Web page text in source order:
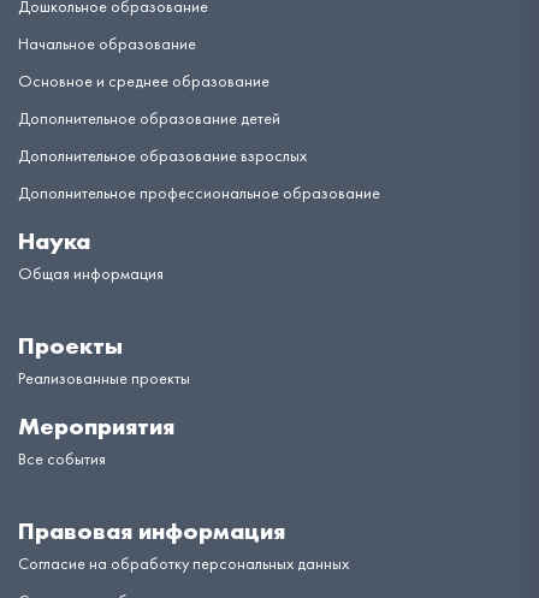
Дошкольное образование
Начальное образование
Основное и среднее образование
Дополнительное образование детей
Дополнительное образование взрослых
Дополнительное профессиональное образование
Наука
Общая информация
Проекты
Реализованные проекты
Мероприятия
Все события
Правовая информация
Согласие на обработку персональных данных